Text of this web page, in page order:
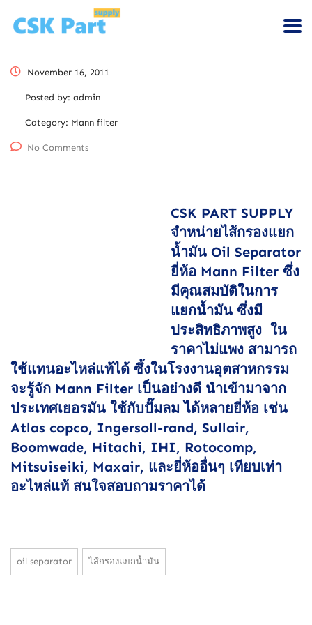
November 16, 2011
Posted by: admin
Category: Mann filter
No Comments
CSK PART SUPPLY
จำหน่ายไส้กรองแยก
น้ำมัน Oil Separator
ยี่ห้อ Mann Filter ซึ่ง
มีคุณสมบัติในการ
แยกน้ำมัน ซึ่งมี
ประสิทธิภาพสูง ใน
ราคาไม่แพง สามารถ
ใช้แทนอะไหล่แท้ได้ ซึ้งในโรงงานอุตสาหกรรม
จะรู้จัก Mann Filter เป็นอย่างดี นำเข้ามาจาก
ประเทศเยอรมัน ใช้กับปั๊มลม ได้หลายยี่ห้อ เช่น
Atlas copco, Ingersoll-rand, Sullair,
Boomwade, Hitachi, IHI, Rotocomp,
Mitsuiseiki, Maxair, และยี่ห้ออื่นๆ เทียบเท่า
อะไหล่แท้ สนใจสอบถามราคาได้
oil separator ไส้กรองแยกน้ำมัน